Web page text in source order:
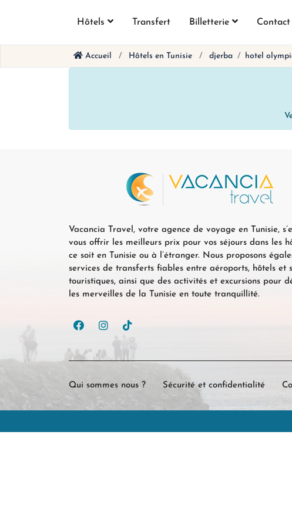
Hôtels Transfert Billetterie Contact
Accueil Hôtels en Tunisie djerba hotel
Vacancia Travel, votre agence de voyage en Tunisie,
vous offrir les meilleurs prix pour vos séjours dans les
ce soit en Tunisie ou à l’étranger. Nous proposons
services de transferts fiables entre aéroports, hôtels et
touristiques, ainsi que des activités et excursions pour
les merveilles de la Tunisie en toute tranquillité.
Qui sommes nous ? Sécurité et confidentialité